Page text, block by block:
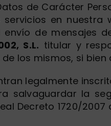
de Carácter
en
de mensajes
S.L. titular y
los mismos, si
legalmente
salvaguardar la
Decreto 1720/